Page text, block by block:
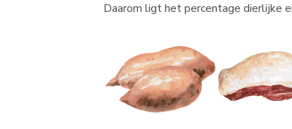
Daarom ligt het percentage dierlijke